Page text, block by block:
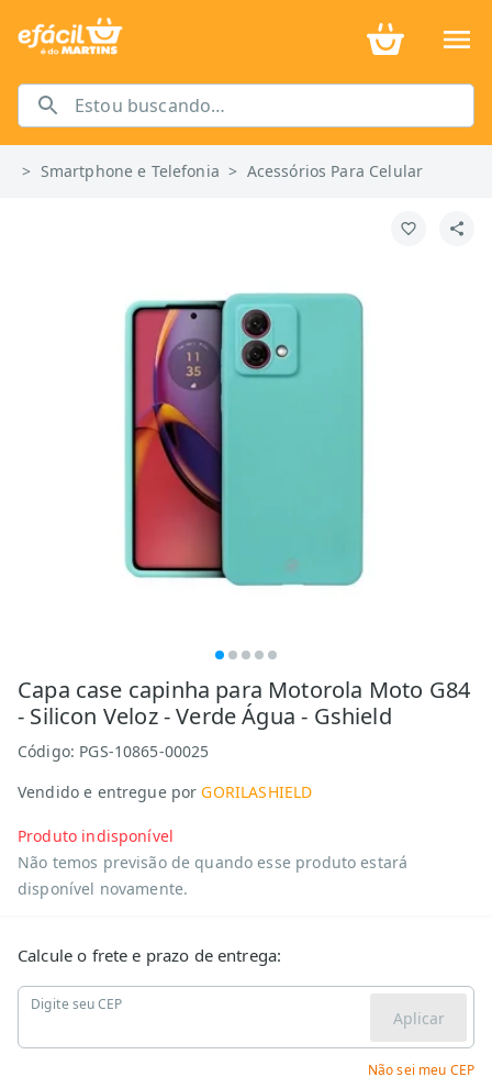
> Smartphone e Telefonia > Acessórios Para Celular
Capa case capinha para Motorola Moto G84
- Silicon Veloz - Verde Água - Gshield
Código: PGS-10865-00025
Vendido e entregue por GORILASHIELD
Produto indisponível
Não temos previsão de quando esse produto estará
disponível novamente.
Calcule o frete e prazo de entrega:
Digite seu CEP
Aplicar
Não sei meu CEP